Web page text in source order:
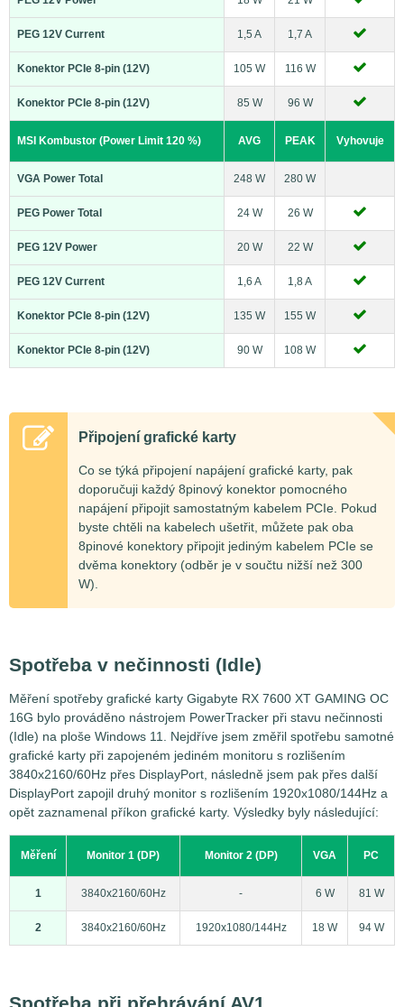
PEG 12V Current 1,5 A 1,7 A
Konektor PCIe 8-pin (12V) 105 W 116 W
Konektor PCIe 8-pin (12V) 85 W 96 W
MSI Kombustor (Power Limit 120 %) AVG PEAK Vyhovuje
VGA Power Total 248 W 280 W
PEG Power Total 24 W 26 W
PEG 12V Power 20 W 22 W
PEG 12V Current 1,6 A 1,8 A
Konektor PCIe 8-pin (12V) 135 W 155 W
Konektor PCIe 8-pin (12V) 90 W 108 W
Připojení grafické karty
Co se týká připojení napájení grafické karty, pak
doporučuji každý 8pinový konektor pomocného
napájení připojit samostatným kabelem PCIe. Pokud
byste chtěli na kabelech ušetřit, můžete pak oba
8pinové konektory připojit jediným kabelem PCIe se
dvěma konektory (odběr je v součtu nižší než 300
W).
Spotřeba v nečinnosti (Idle)
Měření spotřeby grafické karty Gigabyte RX 7600 XT GAMING OC
16G bylo prováděno nástrojem PowerTracker při stavu nečinnosti
(Idle) na ploše Windows 11. Nejdříve jsem změřil spotřebu samotné
grafické karty při zapojeném jediném monitoru s rozlišením
3840x2160/60Hz přes DisplayPort, následně jsem pak přes další
DisplayPort zapojil druhý monitor s rozlišením 1920x1080/144Hz a
opět zaznamenal příkon grafické karty. Výsledky byly následující:
Měření Monitor 1 (DP) Monitor 2 (DP) VGA PC
1 3840x2160/60Hz - 6 W 81 W
2 3840x2160/60Hz 1920x1080/144Hz 18 W 94 W
Spotřeba při přehrávání AV1